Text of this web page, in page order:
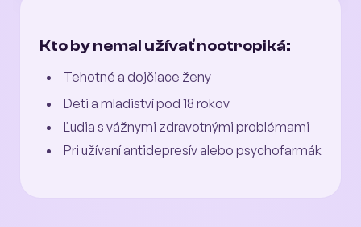
Kto by nemal užívať nootropiká:
Tehotné a dojčiace ženy
Deti a mladiství pod 18 rokov
Ľudia s vážnymi zdravotnými problémami
Pri užívaní antidepresív alebo psychofarmák